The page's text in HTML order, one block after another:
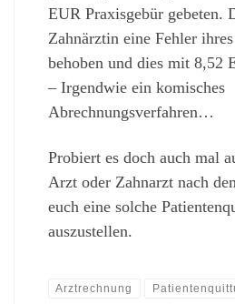
EUR Praxisgebür gebeten.
Zahnärztin eine Fehler
behoben und dies mit 8,52
– Irgendwie ein komisches
Abrechnungsverfahren…
Probiert es doch auch mal
Arzt oder Zahnarzt nach
euch eine solche
auszustellen.
Arztrechnung